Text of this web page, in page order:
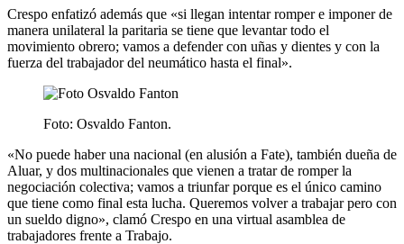
Crespo enfatizó además que «si llegan intentar romper e imponer de
manera unilateral la paritaria se tiene que levantar todo el
movimiento obrero; vamos a defender con uñas y dientes y con la
fuerza del trabajador del neumático hasta el final».
Foto: Osvaldo Fanton.
«No puede haber una nacional (en alusión a Fate), también dueña de
Aluar, y dos multinacionales que vienen a tratar de romper la
negociación colectiva; vamos a triunfar porque es el único camino
que tiene como final esta lucha. Queremos volver a trabajar pero con
un sueldo digno», clamó Crespo en una virtual asamblea de
trabajadores frente a Trabajo.